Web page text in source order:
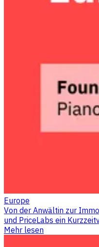
Europe
Von der Anwältin zur
und PriceLabs ein
Mehr lesen